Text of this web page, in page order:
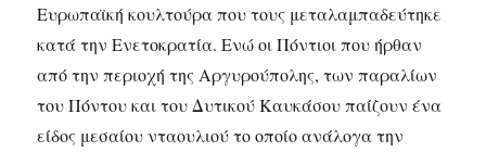
Ευρωπαϊκή κουλτούρα που τους μεταλαμπαδεύτηκε
κατά την Ενετοκρατία. Ενώ οι Πόντιοι που ήρθαν
από την περιοχή της Αργυρούπολης, των παραλίων
του Πόντου και του Δυτικού Καυκάσου παίζουν ένα
είδος μεσαίου νταουλιού το οποίο ανάλογα την